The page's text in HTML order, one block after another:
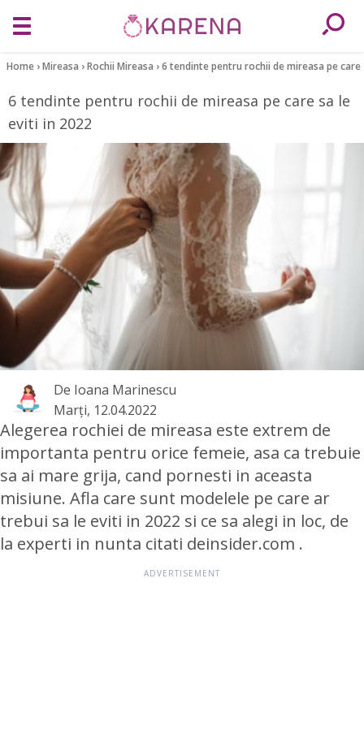
Home ›Mireasa ›Rochii Mireasa ›6 tendinte pentru rochii de mireasa pe care
6 tendinte pentru rochii de mireasa pe care sa le
eviti in 2022
De Ioana Marinescu
Marţi, 12.04.2022
Alegerea rochiei de mireasa este extrem de
importanta pentru orice femeie, asa ca trebuie
sa ai mare grija, cand pornesti in aceasta
misiune. Afla care sunt modelele pe care ar
trebui sa le eviti in 2022 si ce sa alegi in loc, de
la experti in nunta citati deinsider.com .